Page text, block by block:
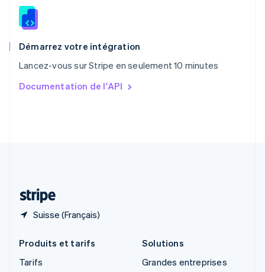
Démarrez votre intégration
Lancez-vous sur Stripe en seulement 10 minutes
Documentation de l'API
Suisse (Français)
Roumanie
Royaume-Uni
English
English简体中文
English
Produits et tarifs
Tarifs
Solutions
Grandes entreprises